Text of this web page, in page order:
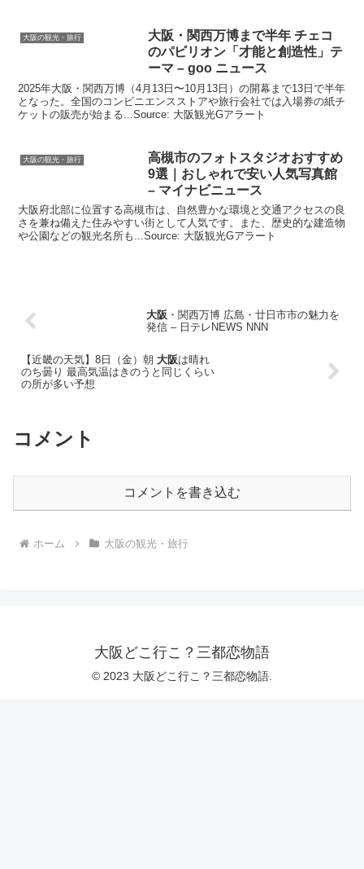
大阪の観光・旅行 大阪 ・関西万博まで半年 チェコ
のパビリオン「才能と創造性」テ
ーマ – goo ニュース
2025年大阪・関西万博（4月13日〜10月13日）の開幕まで13日で半年
となった。全国のコンビニエンスストアや旅行会社では入場券の紙チ
ケットの販売が始まる...Source: 大阪観光Gアラート
大阪の観光・旅行
高槻市のフォトスタジオおすすめ
9選｜おしゃれで安い人気写真館
– マイナビニュース
大阪府北部に位置する高槻市は、自然豊かな環境と交通アクセスの良
さを兼ね備えた住みやすい街として人気です。また、歴史的な建造物
や公園などの観光名所も...Source: 大阪観光Gアラート
大阪 ・関西万博 広島・廿日市市の魅力を
発信 – 日テレNEWS NNN
【近畿の天気】8日（金）朝 大阪は晴れ
のち曇り 最高気温はきのうと同じくらい
の所が多い予想
コメント
コメントを書き込む
ホーム 大阪の観光・旅行
大阪どこ行こ？三都恋物語
© 2023 大阪どこ行こ？三都恋物語.